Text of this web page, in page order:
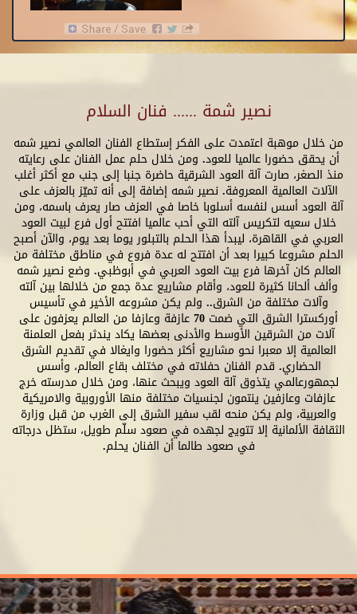
نصير شمة ...... فنان السلام
من خلال موهبة اعتمدت على الفكر إستطاع الفنان العالمي نصير شمه
أن يحقق حضورا عالميا للعود. ومن خلال حلم عمل الفنان على رعايته
منذ الصغر، صارت آلة العود الشرقية حاضرة جنبا إلى جنب مع أكثر أغلب
الآلات العالمية المعروفة. نصير شمه إضافة إلى أنه تميّز بالعزف على
آلة العود أسس لنفسه أسلوبا خاصا في العزف صار يعرف باسمه، ومن
خلال سعيه لتكريس آلته التي أحب عالميا افتتح أول فرع لبيت العود
العربي في القاهرة، ليبدأ هذا الحلم بالتبلور يوما بعد يوم، والآن أصبح
الحلم مشروعا كبيرا بعد أن افتتح له عدة فروع في مناطق مختلفة من
العالم كان آخرها فرع بيت العود العربي في أبوظبي. وضع نصير شمه
وألف ألحانا كثيرة للعود، وأقام مشاريع عدة جمع من خلالها بين آلته
وآلات مختلفة من الشرق.. ولم يكن مشروعه الأخير في تأسيس
أوركسترا الشرق التي ضمت 70 عازفة وعازفا من العالم يعزفون على
آلات من الشرقين الأوسط والأدنى بعضها يكاد يندثر بفعل العلمنة
العالمية إلا معبرا نحو مشاريع أكثر حضورا وايغالا في تقديم الشرق
الحضاري. قدم الفنان حفلاته في مختلف بقاع العالم، وأسس
لجمهورعالمي يتذوق آلة العود ويبحث عنها، ومن خلال مدرسته خرج
عازفات وعازفين ينتمون لجنسيات مختلفة منها الأوروبية والامريكية
والعربية، ولم يكن منحه لقب سفير الشرق إلى الغرب من قبل وزارة
الثقافة الألمانية إلا تتويج لجهده في صعود سلّم طويل، ستظل درجاته
في صعود طالما أن الفنان يحلم.